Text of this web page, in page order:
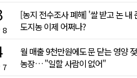
8
[농지 전수조사 폐해] '쌀 받고 논 내
도지농 이제 어쩌나?
7
월 매출 9천만원에도 문 닫는 영양
농장… "일할 사람이 없어"